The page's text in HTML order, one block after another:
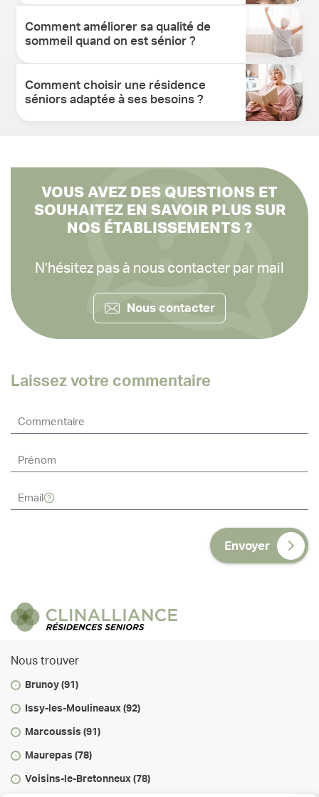
Comment améliorer sa qualité de
sommeil quand on est sénior ?
Comment choisir une résidence
séniors adaptée à ses besoins ?
VOUS AVEZ DES QUESTIONS ET
SOUHAITEZ EN SAVOIR PLUS SUR
NOS ÉTABLISSEMENTS ?
N’hésitez pas à nous contacter par mail
Nous contacter
Laissez votre commentaire
Envoyer
Nous trouver
Brunoy (91)
Issy-les-Moulineaux (92)
Marcoussis (91)
Maurepas (78)
Voisins-le-Bretonneux (78)